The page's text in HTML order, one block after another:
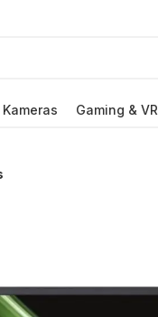
Kameras Gaming & VR